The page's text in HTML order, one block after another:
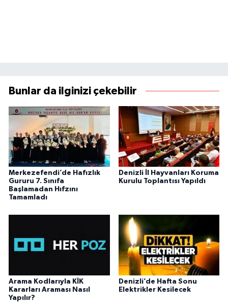
Bunlar da ilginizi çekebilir
Merkezefendi’de Hafızlık
Gururu 7. Sınıfa
Başlamadan Hıfzını
Tamamladı
Denizli İl Hayvanları Koruma
Kurulu Toplantısı Yapıldı
Arama Kodlarıyla KİK
Kararları Araması Nasıl
Yapılır?
Denizli’de Hafta Sonu
Elektrikler Kesilecek